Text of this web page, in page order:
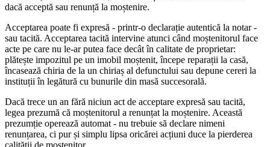
dacă acceptă sau renunță la moștenire.
Acceptarea poate fi expresă - printr-o declarație autentică la notar -
sau tacită. Acceptarea tacită intervine atunci când moștenitorul face
acte pe care nu le-ar putea face decât în calitate de proprietar:
plătește impozitul pe un imobil moștenit, începe reparații la casă,
încasează chiria de la un chiriaș al defunctului sau depune cereri la
instituții în legătură cu bunurile din masă succesorală.
Dacă trece un an fără niciun act de acceptare expresă sau tacită,
legea prezumă că moștenitorul a renunțat la moștenire. Această
prezumție operează automat - nu trebuie să declare nimeni
renunțarea, ci pur și simplu lipsa oricărei acțiuni duce la pierderea